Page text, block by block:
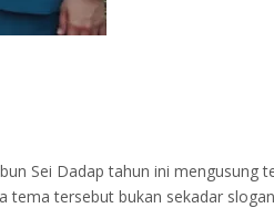
Sei Dadap tahun ini mengusung
tema tersebut bukan sekadar